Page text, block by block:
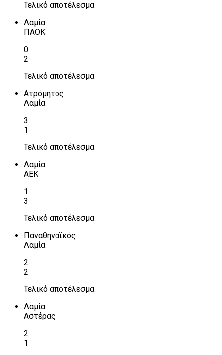
Τελικό αποτέλεσμα
Λαμία
ΠΑΟΚ
0
2
Τελικό αποτέλεσμα
Ατρόμητος
Λαμία
3
1
Τελικό αποτέλεσμα
Λαμία
ΑΕΚ
1
3
Τελικό αποτέλεσμα
Παναθηναϊκός
Λαμία
2
2
Τελικό αποτέλεσμα
Λαμία
Αστέρας
2
1